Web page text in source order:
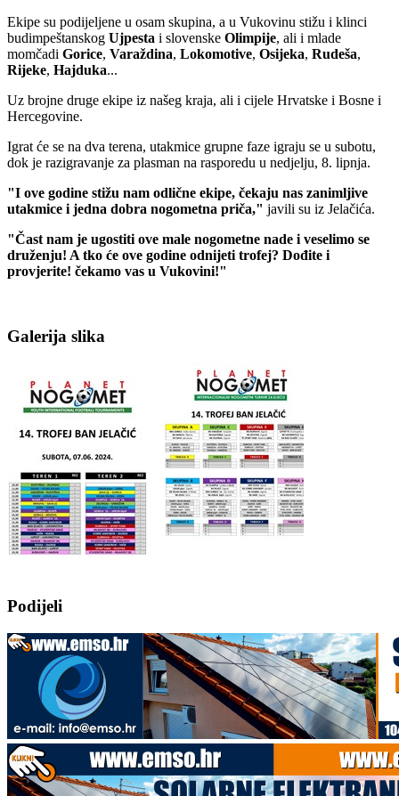
Ekipe su podijeljene u osam skupina, a u Vukovinu stižu i klinci
budimpeštanskog Ujpesta i slovenske Olimpije, ali i mlade
momčadi Gorice, Varaždina, Lokomotive, Osijeka, Rudeša,
Rijeke, Hajduka...
Uz brojne druge ekipe iz našeg kraja, ali i cijele Hrvatske i Bosne i
Hercegovine.
Igrat će se na dva terena, utakmice grupne faze igraju se u subotu,
dok je razigravanje za plasman na rasporedu u nedjelju, 8. lipnja.
"I ove godine stižu nam odlične ekipe, čekaju nas zanimljive
utakmice i jedna dobra nogometna priča," javili su iz Jelačića.
"Čast nam je ugostiti ove male nogometne nade i veselimo se
druženju! A tko će ove godine odnijeti trofej? Dođite i
provjerite! čekamo vas u Vukovini!"
Galerija slika
Podijeli